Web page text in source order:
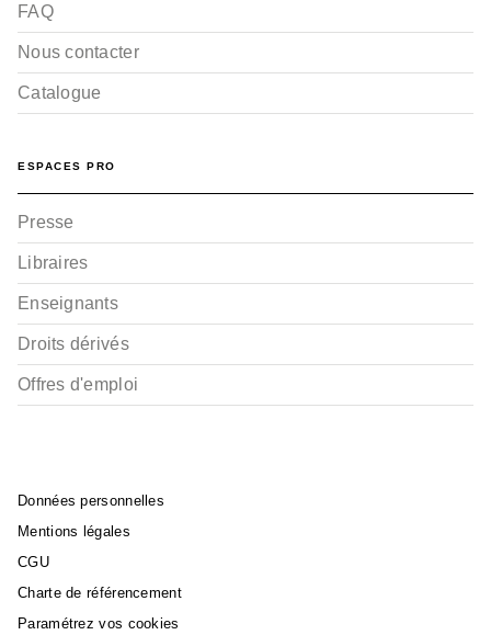
FAQ
Nous contacter
Catalogue
ESPACES PRO
Presse
Libraires
Enseignants
Droits dérivés
Offres d'emploi
Données personnelles
Mentions légales
CGU
Charte de référencement
Paramétrez vos cookies